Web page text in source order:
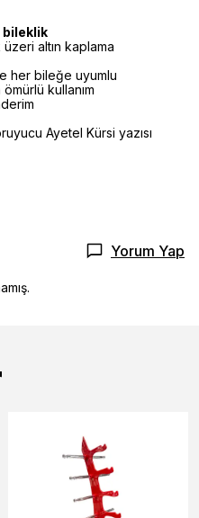
bileklik
altın kaplama
her bileğe uyumlu
kullanım
Ayetel Kürsi yazısı
Yorum Yap